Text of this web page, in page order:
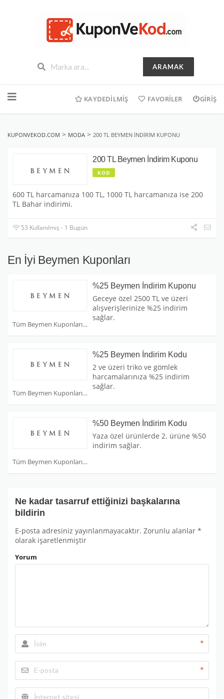
ARAMAK
geç
KAYDEDILMIŞ FAVORILER GIRIŞ
KUPONVEKOD.COM > MODA > 200 TL BEYMEN İNDIRIM KUPONU
200 TL Beymen İndirim Kuponu
KOD
600 TL harcamanıza 100 TL, 1000 TL harcamanıza ise 200
TL Bahar indirimi.
53 Kullanılmış - 1 Bugün
En İyi Beymen Kuponları
Tüm Beymen Kuponları
%25 Beymen İndirim Kuponu
Geceye özel 2500 TL ve üzeri
alışverişlerinize %25 indirim
sağlar.
Tüm Beymen Kuponları
%25 Beymen İndirim Kodu
2 ve üzeri triko ve gömlek
harcamalarınıza %25 indirim
sağlar.
Tüm Beymen Kuponları
%50 Beymen İndirim Kodu
Yaza özel ürünlerde 2. ürüne %50
indirim sağlar.
Ne kadar tasarruf ettiğinizi başkalarına
bildirin
E-posta adresiniz yayınlanmayacaktır. Zorunlu alanlar *
olarak işaretlenmiştir
Yorum
*
*